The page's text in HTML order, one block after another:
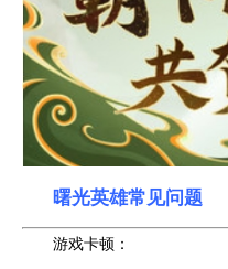
曙光英雄常见问题
游戏卡顿：